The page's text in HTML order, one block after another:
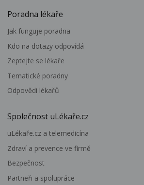
Poradna lékaře
Jak funguje poradna
Kdo na dotazy odpovídá
Zeptejte se lékaře
Tematické poradny
Odpovědi lékařů
Společnost uLékaře.cz
uLékaře.cz a telemedicína
Zdraví a prevence ve firmě
Bezpečnost
Partneři a spolupráce